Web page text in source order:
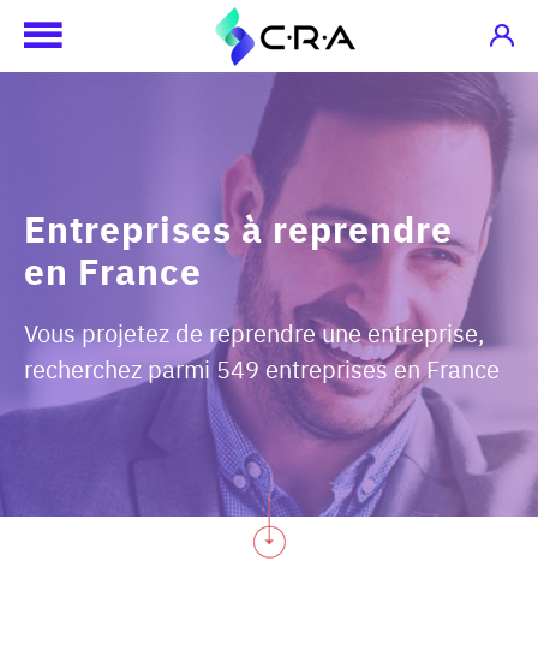
Entreprises à reprendre
en France
Vous projetez de reprendre une entreprise,
recherchez parmi 549 entreprises en France